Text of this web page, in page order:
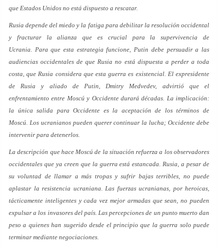
que Estados Unidos no está dispuesto a rescatar.
Rusia depende del miedo y la fatiga para debilitar la resolución occidental
y fracturar la alianza que es crucial para la supervivencia de
Ucrania. Para que esta estrategia funcione, Putin debe persuadir a las
audiencias occidentales de que Rusia no está dispuesta a perder a toda
costa, que Rusia considera que esta guerra es existencial. El expresidente
de Rusia y aliado de Putin, Dmitry Medvedev, advirtió que el
enfrentamiento entre Moscú y Occidente durará décadas. La implicación:
la única salida para Occidente es la aceptación de los términos de
Moscú. Los ucranianos pueden querer continuar la lucha; Occidente debe
intervenir para detenerlos.
La descripción que hace Moscú de la situación refuerza a los observadores
occidentales que ya creen que la guerra está estancada. Rusia, a pesar de
su voluntad de llamar a más tropas y sufrir bajas terribles, no puede
aplastar la resistencia ucraniana. Las fuerzas ucranianas, por heroicas,
tácticamente inteligentes y cada vez mejor armadas que sean, no pueden
expulsar a los invasores del país. Las percepciones de un punto muerto dan
peso a quienes han sugerido desde el principio que la guerra solo puede
terminar mediante negociaciones.